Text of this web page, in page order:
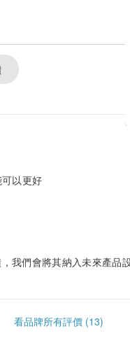
以更好
我們會將其納入未來產品
看品牌所有評價 (13)